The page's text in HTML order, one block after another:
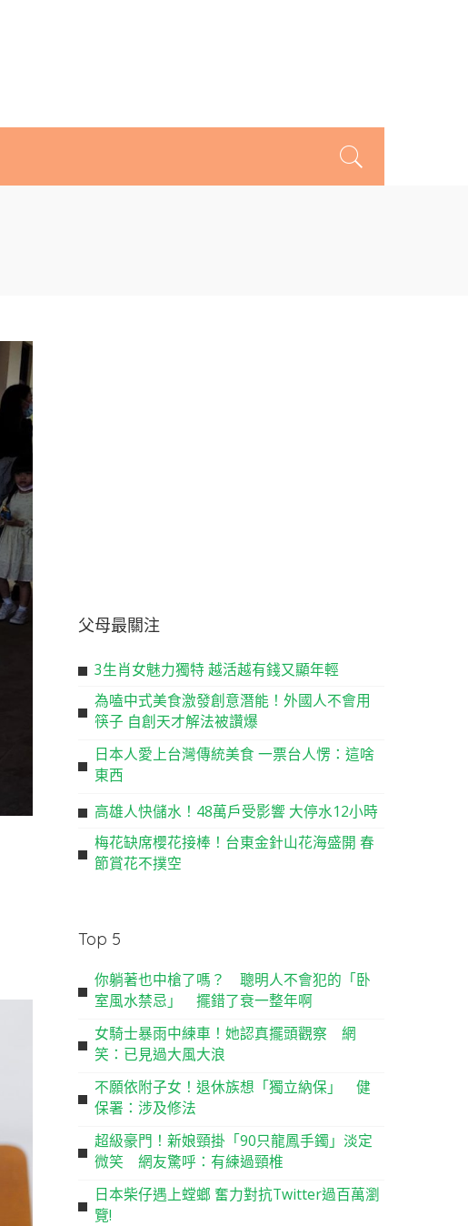
父母最關注
3生肖女魅力獨特 越活越有錢又顯年輕
為嗑中式美食激發創意潛能！外國人不會用
筷子 自創天才解法被讚爆
日本人愛上台灣傳統美食 一票台人愣：這啥
東西
高雄人快儲水！48萬戶受影響 大停水12小時
梅花缺席櫻花接棒！台東金針山花海盛開 春
節賞花不撲空
Top 5
你躺著也中槍了嗎？ 聰明人不會犯的「卧
室風水禁忌」 擺錯了衰一整年啊
女騎士暴雨中練車！她認真擺頭觀察 網
笑：已見過大風大浪
不願依附子女！退休族想「獨立納保」 健
保署：涉及修法
超級豪門！新娘頸掛「90只龍鳳手鐲」淡定
微笑 網友驚呼：有練過頸椎
日本柴仔遇上螳螂 奮力對抗Twitter過百萬瀏
覽!